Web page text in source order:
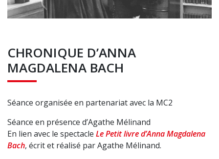
CHRONIQUE D’ANNA
MAGDALENA BACH
Séance organisée en partenariat avec la MC2
Séance en présence d’Agathe Mélinand
En lien avec le spectacle Le Petit livre d’Anna Magdalena
Bach, écrit et réalisé par Agathe Mélinand.